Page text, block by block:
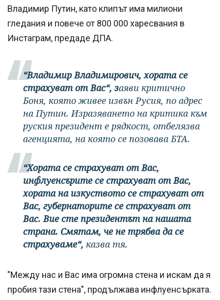
Владимир Путин, като клипът има милиони
гледания и повече от 800 000 харесвания в
Инстаграм, предаде ДПА.
“Владимир Владимирович, хората се
страхуват от Вас“, заяви критично
Боня, която живее извън Русия, по адрес
на Путин. Изразяването на критика към
руския президент е рядкост, отбелязва
агенцията, на която се позовава БТА.
“Хората се страхуват от Вас,
инфлуенсърите се страхуват от Вас,
хората на изкуството се страхуват от
Вас, губернаторите се страхуват от
Вас. Вие сте президентът на нашата
страна. Смятам, че не трябва да се
страхуваме“, казва тя.
"Между нас и Вас има огромна стена и искам да я
пробия тази стена", продължава инфлуенсърката.